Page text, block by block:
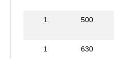
1 500
1 630